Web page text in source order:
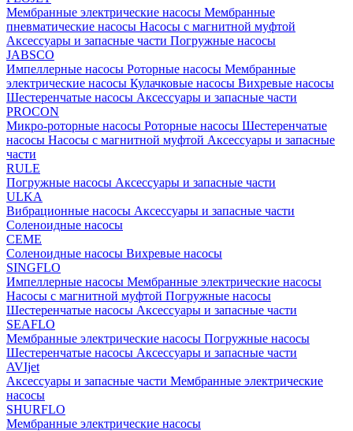
Мембранные электрические насосы Мембранные
пневматические насосы Насосы с магнитной муфтой
Аксессуары и запасные части Погружные насосы
JABSCO
Импеллерные насосы Роторные насосы Мембранные
электрические насосы Кулачковые насосы Вихревые насосы
Шестеренчатые насосы Аксессуары и запасные части
PROCON
Микро-роторные насосы Роторные насосы Шестеренчатые
насосы Насосы с магнитной муфтой Аксессуары и запасные
части
RULE
Погружные насосы Аксессуары и запасные части
ULKA
Вибрационные насосы Аксессуары и запасные части
Соленоидные насосы
CEME
Соленоидные насосы Вихревые насосы
SINGFLO
Импеллерные насосы Мембранные электрические насосы
Насосы с магнитной муфтой Погружные насосы
Шестеренчатые насосы Аксессуары и запасные части
SEAFLO
Мембранные электрические насосы Погружные насосы
Шестеренчатые насосы Аксессуары и запасные части
AVIjet
Аксессуары и запасные части Мембранные электрические
насосы
SHURFLO
Мембранные электрические насосы